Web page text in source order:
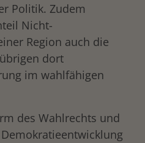
Politik. Zudem
Nicht-
Region auch die
dort
im wahlfähigen
des Wahlrechts und